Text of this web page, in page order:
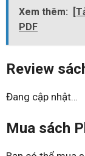
Xem thêm:
PDF
Review
Đang cập nhật…
Mua sách